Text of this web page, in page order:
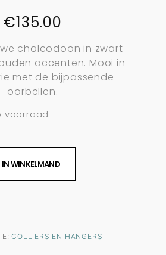
€135.00
chalcodoon in zwart
accenten. Mooi in
met de bijpassende
oorbellen.
voorraad
IN WINKELMAND
COLLIERS EN HANGERS